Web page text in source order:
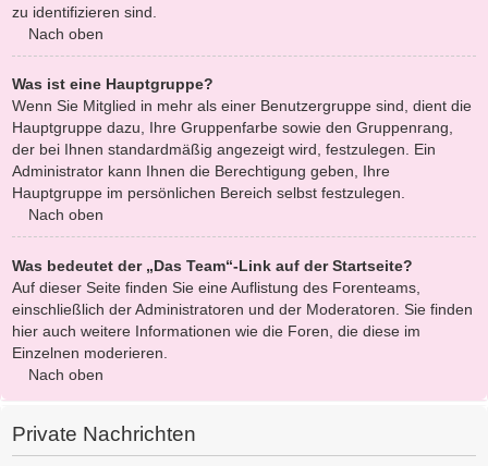
zu identifizieren sind.
Nach oben
Was ist eine Hauptgruppe?
Wenn Sie Mitglied in mehr als einer Benutzergruppe sind, dient die
Hauptgruppe dazu, Ihre Gruppenfarbe sowie den Gruppenrang,
der bei Ihnen standardmäßig angezeigt wird, festzulegen. Ein
Administrator kann Ihnen die Berechtigung geben, Ihre
Hauptgruppe im persönlichen Bereich selbst festzulegen.
Nach oben
Was bedeutet der „Das Team“-Link auf der Startseite?
Auf dieser Seite finden Sie eine Auflistung des Forenteams,
einschließlich der Administratoren und der Moderatoren. Sie finden
hier auch weitere Informationen wie die Foren, die diese im
Einzelnen moderieren.
Nach oben
Private Nachrichten